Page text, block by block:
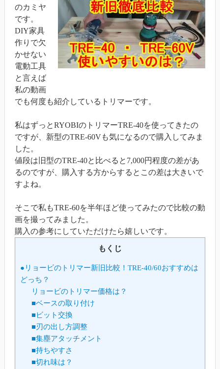
のカミヤ
です。
DIY家具
作りで欠
かせない
電動工具
と言えば
私の動画
でも何度も紹介しているトリマーです。
私はずっとRYOBIのトリマーTRE-40を使ってきたの
ですが、新型のTRE-60Vも気になるので購入してみま
した。
値段は旧型のTRE-40と比べると7,000円程度の差があ
るのですが、購入する方からするとこの差は大きいで
すよね。
そこで私もTRE-60を半年ほど使ってみたので比較の動
画を撮ってみました。
購入の参考にしていただけたら嬉しいです。
もくじ
●リョービのトリマー新旧比較！TRE-40/60おすすめは
どっち？
リョービのトリマー価格は？
■ベースの取り付け
■ビット交換
■刃の出し方調整
■集塵アタッチメント
■持ちやすさ
■切れ味は？